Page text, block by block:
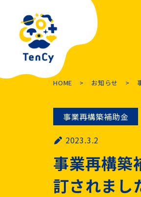
HOME お知らせ
事業再構築補助金
2023.3.2
事業再構築
訂されまし